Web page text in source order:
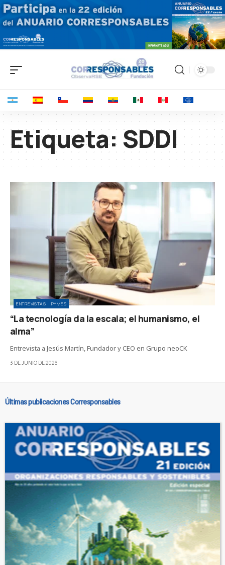
Etiqueta:SDDI
ENTREVISTAS PYMES
“La tecnología da la escala; el humanismo, el
alma”
Entrevista a Jesús Martín, Fundador y CEO en Grupo neoCK
3 DE JUNIO DE 2026
Últimas publicaciones Corresponsables